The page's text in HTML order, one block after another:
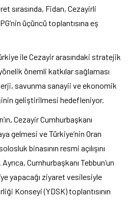
sırasında, Fidan, Cezayirli
üçüncü toplantısına eş
ile Cezayir arasındaki stratejik
önemli katkılar sağlaması
savunma sanayii ve ekonomik
geliştirilmesi hedefleniyor.
Cezayir Cumhurbaşkanı
gelmesi ve Türkiye’nin Oran
binasının resmi açılışını
Cumhurbaşkanı Tebbun’un
yapacağı ziyaret vesilesiyle
Konseyi (YDSK) toplantısının